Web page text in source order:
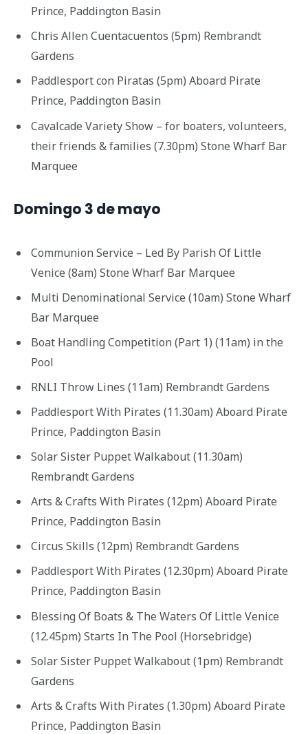
Prince, Paddington Basin
Chris Allen Cuentacuentos (5pm) Rembrandt
Gardens
Paddlesport con Piratas (5pm) Aboard Pirate
Prince, Paddington Basin
Cavalcade Variety Show – for boaters, volunteers,
their friends & families (7.30pm) Stone Wharf Bar
Marquee
Domingo 3 de mayo
Communion Service – Led By Parish Of Little
Venice (8am) Stone Wharf Bar Marquee
Multi Denominational Service (10am) Stone Wharf
Bar Marquee
Boat Handling Competition (Part 1) (11am) in the
Pool
RNLI Throw Lines (11am) Rembrandt Gardens
Paddlesport With Pirates (11.30am) Aboard Pirate
Prince, Paddington Basin
Solar Sister Puppet Walkabout (11.30am)
Rembrandt Gardens
Arts & Crafts With Pirates (12pm) Aboard Pirate
Prince, Paddington Basin
Circus Skills (12pm) Rembrandt Gardens
Paddlesport With Pirates (12.30pm) Aboard Pirate
Prince, Paddington Basin
Blessing Of Boats & The Waters Of Little Venice
(12.45pm) Starts In The Pool (Horsebridge)
Solar Sister Puppet Walkabout (1pm) Rembrandt
Gardens
Arts & Crafts With Pirates (1.30pm) Aboard Pirate
Prince, Paddington Basin